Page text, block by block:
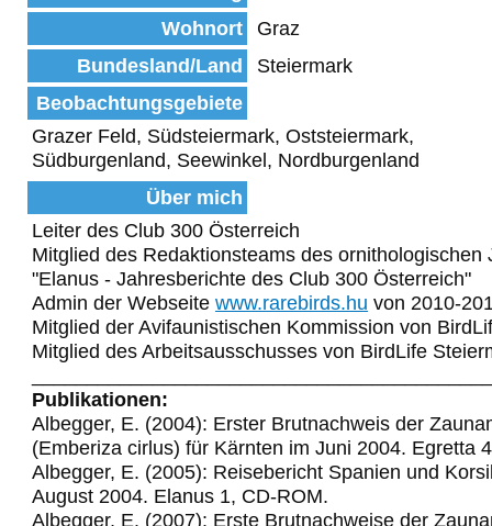
Wohnort
Graz
Bundesland/Land
Steiermark
Beobachtungsgebiete
Grazer Feld, Südsteiermark, Oststeiermark,
Südburgenland, Seewinkel, Nordburgenland
Über mich
Leiter des Club 300 Österreich
Mitglied des Redaktionsteams des ornithologischen
"Elanus - Jahresberichte des Club 300 Österreich"
Admin der Webseite www.rarebirds.hu von 2010-
Mitglied der Avifaunistischen Kommission von
Mitglied des Arbeitsausschusses von BirdLife
Publikationen:
Albegger, E. (2004): Erster Brutnachweis der
(Emberiza cirlus) für Kärnten im Juni 2004. Egretta
Albegger, E. (2005): Reisebericht Spanien und
August 2004. Elanus 1, CD-ROM.
Albegger, E. (2007): Erste Brutnachweise der